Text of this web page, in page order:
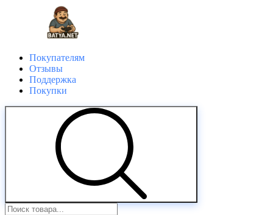
Покупателям
Отзывы
Поддержка
Покупки